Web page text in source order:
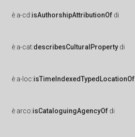
è a-cd:isAuthorshipAttributionOf di
è a-cat:describesCulturalProperty di
è a-loc:isTimeIndexedTypedLocationOf
è arco:isCataloguingAgencyOf di